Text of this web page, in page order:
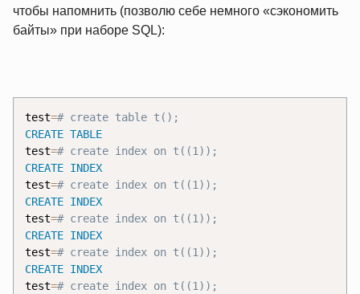
чтобы напомнить (позволю себе немного «сэкономить
байты» при наборе SQL):
test=
CREATE TABLE
test=
CREATE INDEX
test=
CREATE INDEX
test=
CREATE INDEX
test=
CREATE INDEX
test=